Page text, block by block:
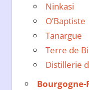
Ninkasi
O’Baptiste
Tanargue
Terre de
Distillerie
Bourgogne-